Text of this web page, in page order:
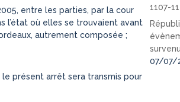
entre les parties, par la cour
l’état où elles se trouvaient avant
autrement composée ;
présent arrêt sera transmis pour
1107-
07/07/